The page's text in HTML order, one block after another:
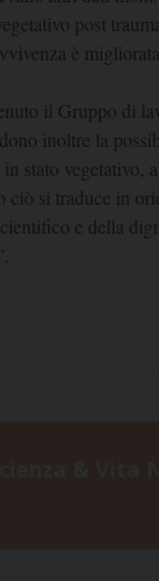
post
è
il Gruppo di
inoltre la
stato vegetativo,
si traduce in
e della